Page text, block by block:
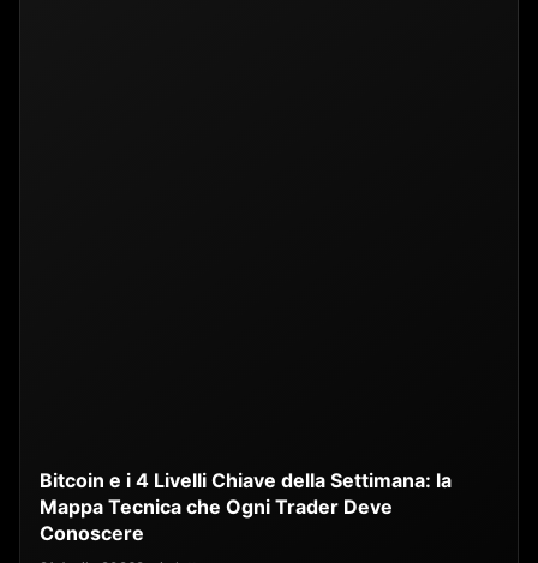
Bitcoin e i 4 Livelli Chiave della Settimana: la
Mappa Tecnica che Ogni Trader Deve
Conoscere